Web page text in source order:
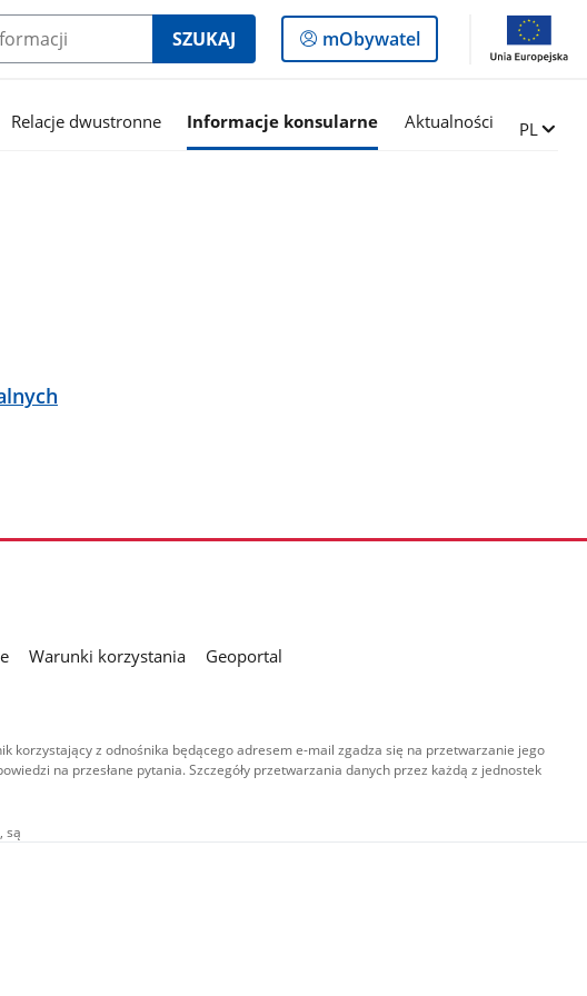
SZUKAJ
Logowanie
do
mObywatel
Relacje dwustronne Informacje konsularne Aktualności Zmień
PL
Warunki korzystania
Geoportal
korzystający z odnośnika będącego adresem e-mail zgadza się na przetwarzanie jego
na przesłane pytania. Szczegóły przetwarzania danych przez każdą z jednostek
są
-